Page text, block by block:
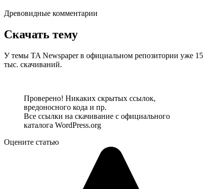
Древовидные комментарии
Скачать тему
У темы TA Newspaper в официальном репозитории уже 15
тыс. скачиваний.
Проверено! Никаких скрытых ссылок,
вредоносного кода и пр.
Все ссылки на скачивание с официального
каталога WordPress.org
Оцените статью